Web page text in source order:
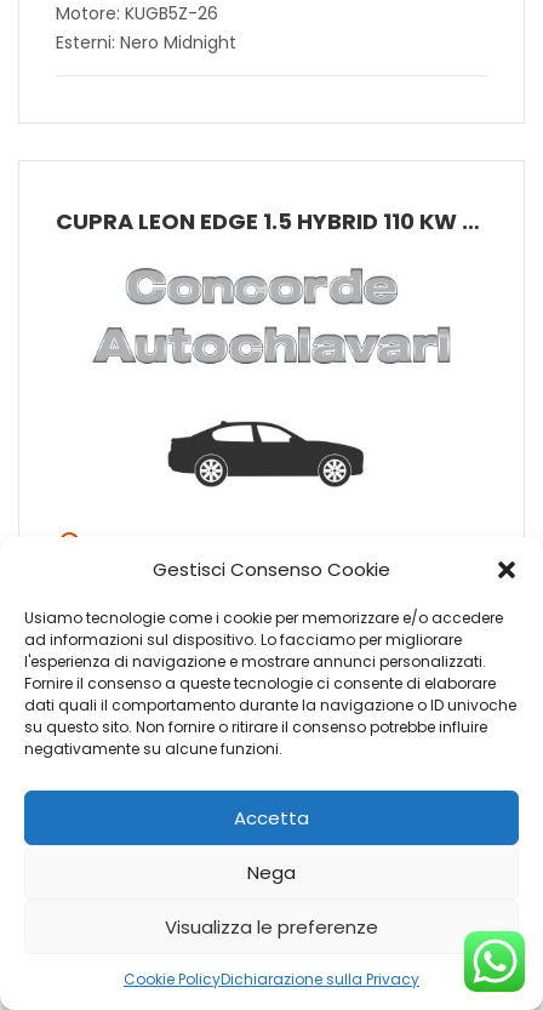
Gestisci Consenso Cookie
Usiamo tecnologie come i cookie per memorizzare e/o accedere
ad informazioni sul dispositivo. Lo facciamo per migliorare
l'esperienza di navigazione e mostrare annunci personalizzati.
Fornire il consenso a queste tecnologie ci consente di elaborare
dati quali il comportamento durante la navigazione o ID univoche
su questo sito. Non fornire o ritirare il consenso potrebbe influire
negativamente su alcune funzioni.
Accetta
Nega
Visualizza le preferenze
Cookie PolicyDichiarazione sulla Privacy
Motore: KUGB5Z-26
Esterni: Nero Midnight
CUPRA LEON EDGE 1.5 HYBRID 110 KW (150 CV) MHEV DSG 7 MARCE 2WD
€ 37.866
Motore: KUGB5Z-26
Esterni: Nero Midnight
3 …